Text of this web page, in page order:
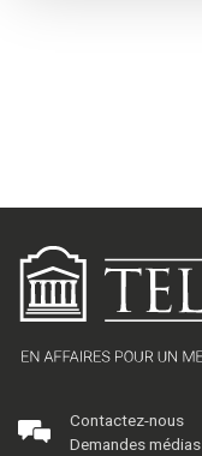
Contactez-nous
Demandes médias